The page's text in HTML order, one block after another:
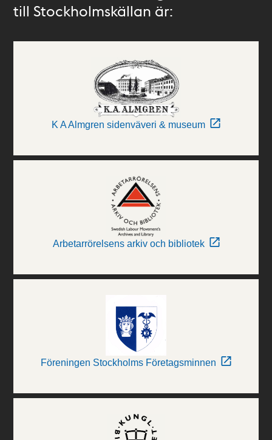
till Stockholmskällan är:
K A Almgren sidenväveri & museum
Arbetarrörelsens arkiv och bibliotek
Föreningen Stockholms Företagsminnen